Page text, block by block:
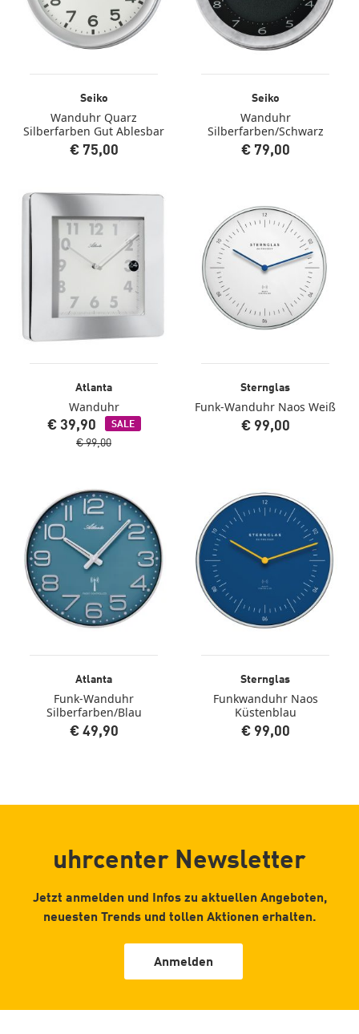
Seiko
Wanduhr Quarz
Silberfarben Gut Ablesbar
€ 75,00
Seiko
Wanduhr
Silberfarben/Schwarz
€ 79,00
Atlanta
Wanduhr
€ 39,90 SALE
€ 99,00
Sternglas
Funk-Wanduhr Naos Weiß
€ 99,00
Atlanta
Funk-Wanduhr
Silberfarben/Blau
€ 49,90
Sternglas
Funkwanduhr Naos
Küstenblau
€ 99,00
uhrcenter Newsletter
Jetzt anmelden und Infos zu aktuellen Angeboten,
neuesten Trends und tollen Aktionen erhalten.
Anmelden